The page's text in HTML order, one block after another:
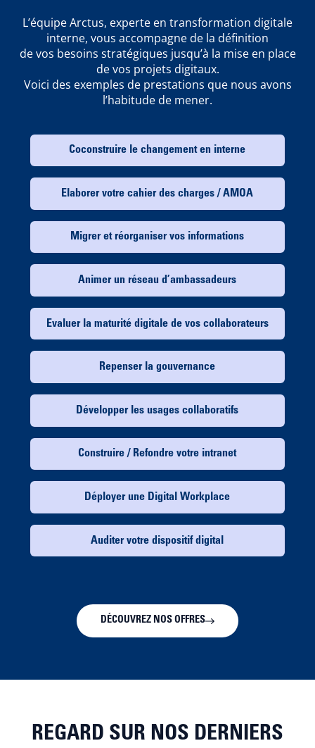
L’équipe Arctus, experte en transformation digitale
interne, vous accompagne de la définition
de vos besoins stratégiques jusqu’à la mise en place
de vos projets digitaux.
Voici des exemples de prestations que nous avons
l’habitude de mener.
Coconstruire le changement en interne
Elaborer votre cahier des charges / AMOA
Migrer et réorganiser vos informations
Animer un réseau d’ambassadeurs
Evaluer la maturité digitale de vos collaborateurs
Repenser la gouvernance
Développer les usages collaboratifs
Construire / Refondre votre intranet
Déployer une Digital Workplace
Auditer votre dispositif digital
DÉCOUVREZ NOS OFFRES
REGARD SUR NOS DERNIERS